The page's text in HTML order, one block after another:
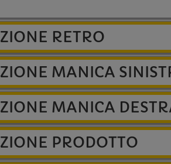
RETRO
MANICA
MANICA
PRODOTTO